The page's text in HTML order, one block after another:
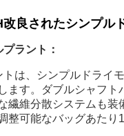
良されたシンプル
ラント：
は、シンプルドライ
ます。ダブルシャフ
繊維分散システムも
可能なバッグあたり